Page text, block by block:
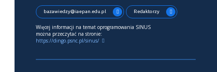
bazawiedzy@iaepan.edu.pl Redaktorzy
Więcej informacji na temat oprogramowania SINUS
można przeczytać na stronie:
https://dingo.psnc.pl/sinus/